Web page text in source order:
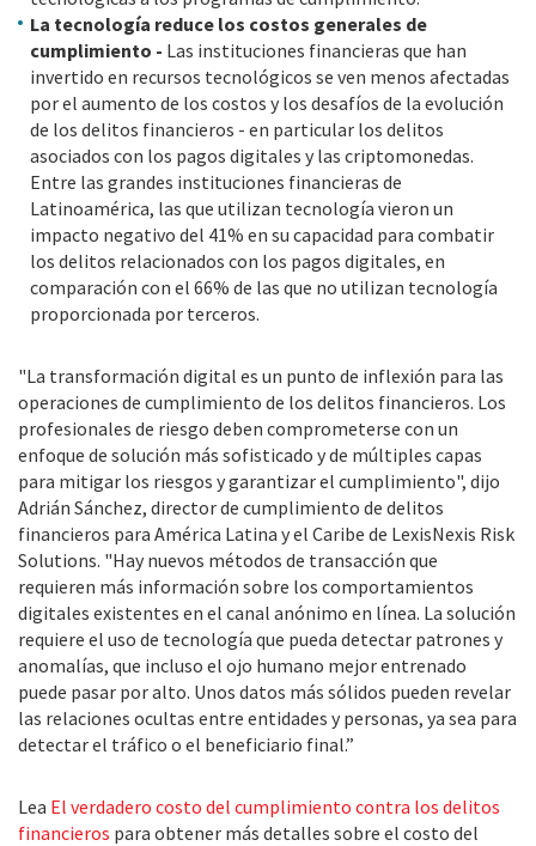
La tecnología reduce los costos generales de
cumplimiento - Las instituciones financieras que han
invertido en recursos tecnológicos se ven menos afectadas
por el aumento de los costos y los desafíos de la evolución
de los delitos financieros - en particular los delitos
asociados con los pagos digitales y las criptomonedas.
Entre las grandes instituciones financieras de
Latinoamérica, las que utilizan tecnología vieron un
impacto negativo del 41% en su capacidad para combatir
los delitos relacionados con los pagos digitales, en
comparación con el 66% de las que no utilizan tecnología
proporcionada por terceros.
"La transformación digital es un punto de inflexión para las
operaciones de cumplimiento de los delitos financieros. Los
profesionales de riesgo deben comprometerse con un
enfoque de solución más sofisticado y de múltiples capas
para mitigar los riesgos y garantizar el cumplimiento", dijo
Adrián Sánchez, director de cumplimiento de delitos
financieros para América Latina y el Caribe de LexisNexis Risk
Solutions. "Hay nuevos métodos de transacción que
requieren más información sobre los comportamientos
digitales existentes en el canal anónimo en línea. La solución
requiere el uso de tecnología que pueda detectar patrones y
anomalías, que incluso el ojo humano mejor entrenado
puede pasar por alto. Unos datos más sólidos pueden revelar
las relaciones ocultas entre entidades y personas, ya sea para
detectar el tráfico o el beneficiario final.”
Lea El verdadero costo del cumplimiento contra los delitos
financieros para obtener más detalles sobre el costo del